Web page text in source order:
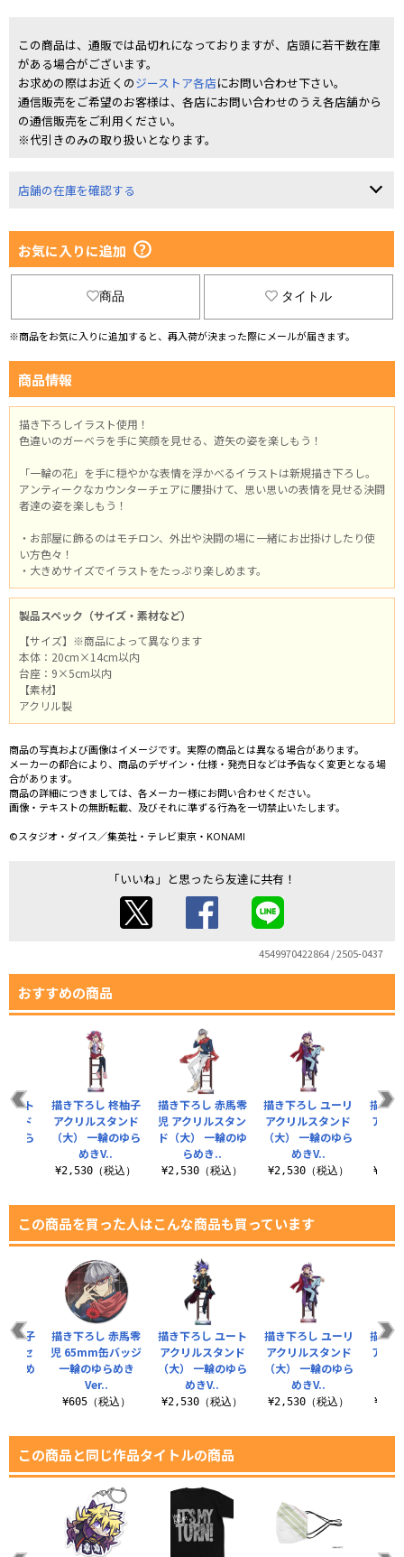
この商品は、通販では品切れになっておりますが、店頭に若干数在庫
がある場合がございます。
お求めの際はお近くのジーストア各店にお問い合わせ下さい。
通信販売をご希望のお客様は、各店にお問い合わせのうえ各店舗から
の通信販売をご利用ください。
※代引きのみの取り扱いとなります。
店舗の在庫を確認する
お気に入りに追加
商品 タイトル
※商品をお気に入りに追加すると、再入荷が決まった際にメールが届きます。
商品情報
描き下ろしイラスト使用！
色違いのガーベラを手に笑顔を見せる、遊矢の姿を楽しもう！
「一輪の花」を手に穏やかな表情を浮かべるイラストは新規描き下ろし。
アンティークなカウンターチェアに腰掛けて、思い思いの表情を見せる決闘
者達の姿を楽しもう！
・お部屋に飾るのはモチロン、外出や決闘の場に一緒にお出掛けしたり使
い方色々！
・大きめサイズでイラストをたっぷり楽しめます。
製品スペック（サイズ・素材など）
【サイズ】※商品によって異なります
本体：20cm×14cm以内
台座：9×5cm以内
【素材】
アクリル製
商品の写真および画像はイメージです。実際の商品とは異なる場合があります。
メーカーの都合により、商品のデザイン・仕様・発売日などは予告なく変更となる場
合があります。
商品の詳細につきましては、各メーカー様にお問い合わせください。
画像・テキストの無断転載、及びそれに準ずる行為を一切禁止いたします。
©スタジオ・ダイス／集英社・テレビ東京・KONAMI
「いいね」と思ったら友達に共有！
4549970422864 / 2505-0437
おすすめの商品
描き下ろし 赤馬零
児 アクリルスタン
ド（大） 一輪のゆ
らめき..
¥2,530（税込）
描き下ろし ユーリ
アクリルスタンド
（大） 一輪のゆら
めきV..
¥2,530（税込）
描き
アク
ート
ンド
ゆら
描き下ろし 柊柚子
アクリルスタンド
（大） 一輪のゆら
めきV..
¥2,530（税込）
この商品を買った人はこんな商品も買っています
描き下ろし ユート
アクリルスタンド
（大） 一輪のゆら
めきV..
¥2,530（税込）
描き下ろし ユーリ
アクリルスタンド
（大） 一輪のゆら
めきV..
¥2,530（税込）
描き
アク
柚子
ーセ
らめ
描き下ろし 赤馬零
児 65mm缶バッジ
一輪のゆらめき
Ver..
¥605（税込）
この商品と同じ作品タイトルの商品